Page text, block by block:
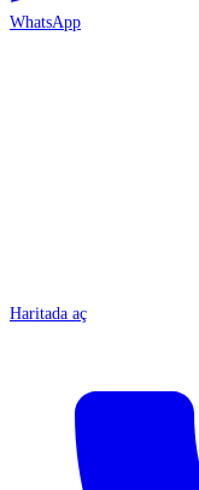
WhatsApp
Haritada aç